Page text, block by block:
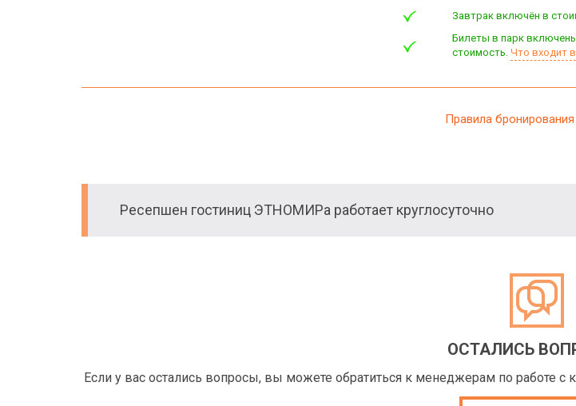
Завтрак включён в
Билеты в парк
стоимость. Что входит
Правила
Ресепшен гостиниц ЭТНОМИРа работает круглосуточно
ОСТАЛИСЬ
Если у вас остались вопросы, вы можете обратиться к менеджерам по работе с